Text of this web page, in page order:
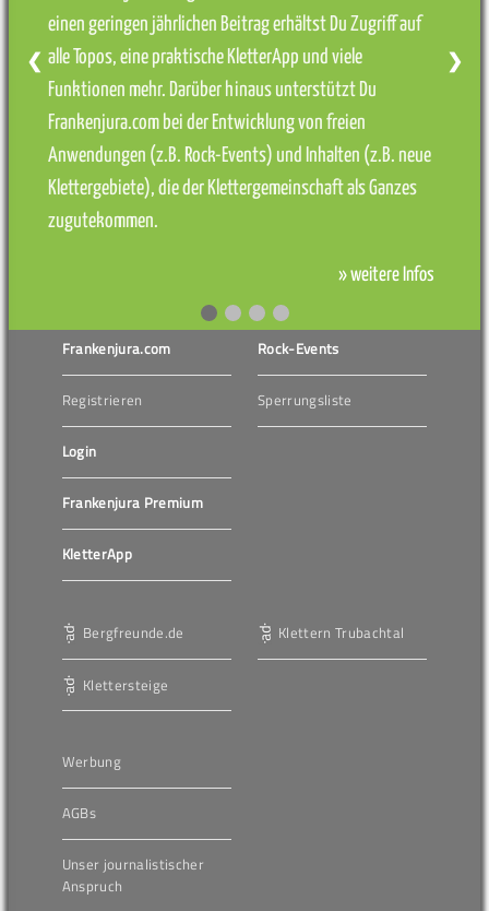
einen geringen jährlichen Beitrag erhältst Du Zugriff auf
alle Topos, eine praktische KletterApp und viele
Funktionen mehr. Darüber hinaus unterstützt Du
Frankenjura.com bei der Entwicklung von freien
Anwendungen (z.B. Rock-Events) und Inhalten (z.B. neue
Klettergebiete), die der Klettergemeinschaft als Ganzes
zugutekommen.
» weitere Infos
❮ ❯
Frankenjura.com
Registrieren
Login
Frankenjura Premium
KletterApp
Rock-Events
Sperrungsliste
Bergfreunde.de
Klettersteige
Klettern Trubachtal
Werbung
AGBs
Unser journalistischer
Anspruch